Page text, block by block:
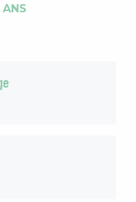
ANS